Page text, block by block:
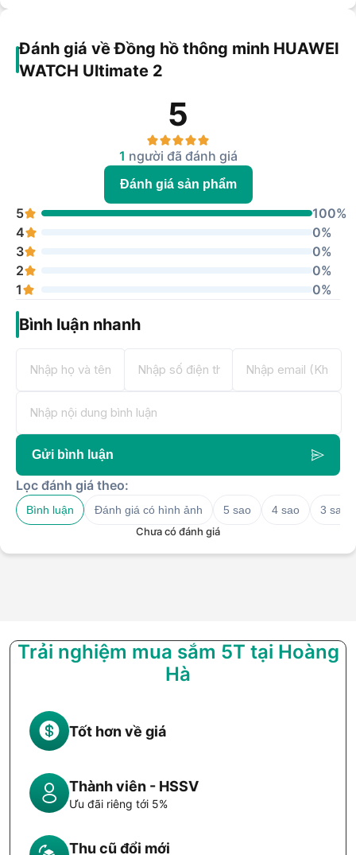
Đánh giá về Đồng hồ thông minh HUAWEI
WATCH Ultimate 2
5
1 người đã đánh giá
Đánh giá sản phẩm
5
100%
4
0%
3
0%
2
0%
1
0%
Bình luận nhanh
Gửi bình luận
Lọc đánh giá theo:
Bình luận Đánh giá có hình ảnh 5 sao 4 sao
3 sao
Chưa có đánh giá
Trải nghiệm mua sắm 5T tại Hoàng
Hà
Tốt hơn về giá
Thành viên - HSSV
Ưu đãi riêng tới 5%
Thu cũ đổi mới